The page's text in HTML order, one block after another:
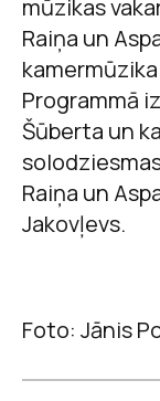
mūzikas
Raiņa un
Programmā
Šūberta un
Raiņa un
Jakovļevs.
Foto: Jānis